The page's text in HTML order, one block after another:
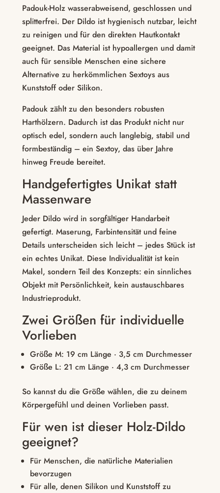
Padouk-Holz wasserabweisend, geschlossen und
splitterfrei. Der Dildo ist hygienisch nutzbar, leicht
zu reinigen und für den direkten Hautkontakt
geeignet. Das Material ist hypoallergen und damit
auch für sensible Menschen eine sichere
Alternative zu herkömmlichen Sextoys aus
Kunststoff oder Silikon.
Padouk zählt zu den besonders robusten
Harthölzern. Dadurch ist das Produkt nicht nur
optisch edel, sondern auch langlebig, stabil und
formbeständig – ein Sextoy, das über Jahre
hinweg Freude bereitet.
Handgefertigtes Unikat statt
Massenware
Jeder Dildo wird in sorgfältiger Handarbeit
gefertigt. Maserung, Farbintensität und feine
Details unterscheiden sich leicht – jedes Stück ist
ein echtes Unikat. Diese Individualität ist kein
Makel, sondern Teil des Konzepts: ein sinnliches
Objekt mit Persönlichkeit, kein austauschbares
Industrieprodukt.
Zwei Größen für individuelle
Vorlieben
Größe M: 19 cm Länge · 3,5 cm Durchmesser
Größe L: 21 cm Länge · 4,3 cm Durchmesser
So kannst du die Größe wählen, die zu deinem
Körpergefühl und deinen Vorlieben passt.
Für wen ist dieser Holz-Dildo
geeignet?
Für Menschen, die natürliche Materialien
bevorzugen
Für alle, denen Silikon und Kunststoff zu